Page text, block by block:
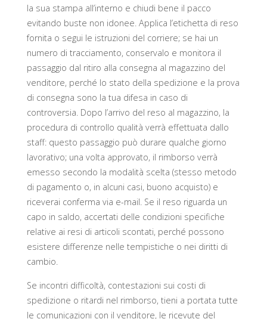
la sua stampa all’interno e chiudi bene il pacco
evitando buste non idonee. Applica l’etichetta di reso
fornita o segui le istruzioni del corriere; se hai un
numero di tracciamento, conservalo e monitora il
passaggio dal ritiro alla consegna al magazzino del
venditore, perché lo stato della spedizione e la prova
di consegna sono la tua difesa in caso di
controversia. Dopo l’arrivo del reso al magazzino, la
procedura di controllo qualità verrà effettuata dallo
staff: questo passaggio può durare qualche giorno
lavorativo; una volta approvato, il rimborso verrà
emesso secondo la modalità scelta (stesso metodo
di pagamento o, in alcuni casi, buono acquisto) e
riceverai conferma via e-mail. Se il reso riguarda un
capo in saldo, accertati delle condizioni specifiche
relative ai resi di articoli scontati, perché possono
esistere differenze nelle tempistiche o nei diritti di
cambio.
Se incontri difficoltà, contestazioni sui costi di
spedizione o ritardi nel rimborso, tieni a portata tutte
le comunicazioni con il venditore, le ricevute del